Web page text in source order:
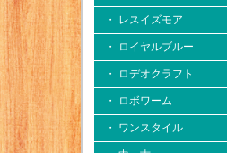
・ レスイズモア
・ ロイヤルブルー
・ ロデオクラフト
・ ロボワーム
・ ワンスタイル